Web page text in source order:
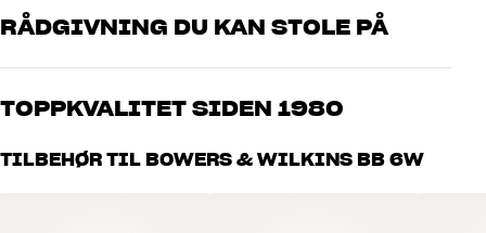
RÅDGIVNING DU KAN STOLE PÅ
Våre medarbeidere er ekte entusiaster som kjenner produktene og
Fortell oss hva du drømmer om, så finner vi løsningen som passer
TOPPKVALITET SIDEN 1980
Alle HiFi Klubbens produkter for musikk, hjemmekino og TV er
håndplukket kvalitet som er laget for å vare i mange år. Det er bra
TILBEHØR TIL BOWERS & WILKINS BB 6W